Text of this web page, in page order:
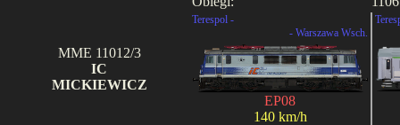
MME 11012/3
IC
MICKIEWICZ
Terespol -
- Warszawa Wsch.
EP08
140 km/h